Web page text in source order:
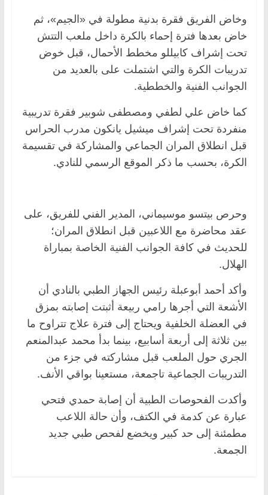
وخاض الفريق فقرة بدنية مطولة في «الجيم»، ثم
خاض بعدها فترة إحماء بالكرة داخل ملعب ‏التتش
تحت إشراف كابيللو مخطط الأحمال، قبل خوض
تدريبات الكرة والتي اشتملت على بالعديد من
الجوانب ‏الفنية والخططية.‏
كما خاض علي لطفي ومصطفى شوبير فقرة تدريبية
منفردة تحت إشراف ميشيل يانكون ‏مدرب الحراس
قبل انطلاق المران الجماعي والمشاركة في تقسيمة
الكرة، بحسب ما ذكر الموقع الرسمي للنادي.
وحرص بيتسو موسيماني، المدير الفني للفريق، على
عقد محاضرة مع اللاعبين قبل انطلاق ‏المران؛
للحديث في كافة الجوانب الفنية الخاصة بمباراة
الهلال.‏
وأكد أحمد أبوعبلة رئيس الجهاز الطبي بالنادي أن
الأشعة التي أجرها رامي ربيعة أثبتت إصابته بمزق
في ‏العضلة الخلفية ويحتاج إلى فترة علاج تتراوح ما
بين ثلاثة إلى أربعة أسابيع، بينما بدأ محمد ‏عبدالمنعم
الجري حول الملعب قبل مشاركته في جزء من
التدريبات الجماعية تاجمعة، مستعينا ‏بواقي الأنف.
وأكدت الفحوصات الطبية أن إصابة حمدي فتحي
عبارة عن كدمة في الكتف، ‏وأن حالة اللاعب
مطمئنة إلى حد كبير ويخضع لفحص طبي جديد
الجمعة.‏